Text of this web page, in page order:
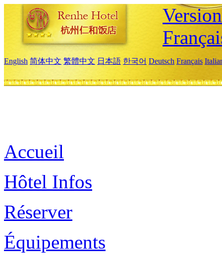
English 简体中文 繁體中文 日本語 한국어 Deutsch Français
Accueil
Hôtel Infos
Réserver
Équipements